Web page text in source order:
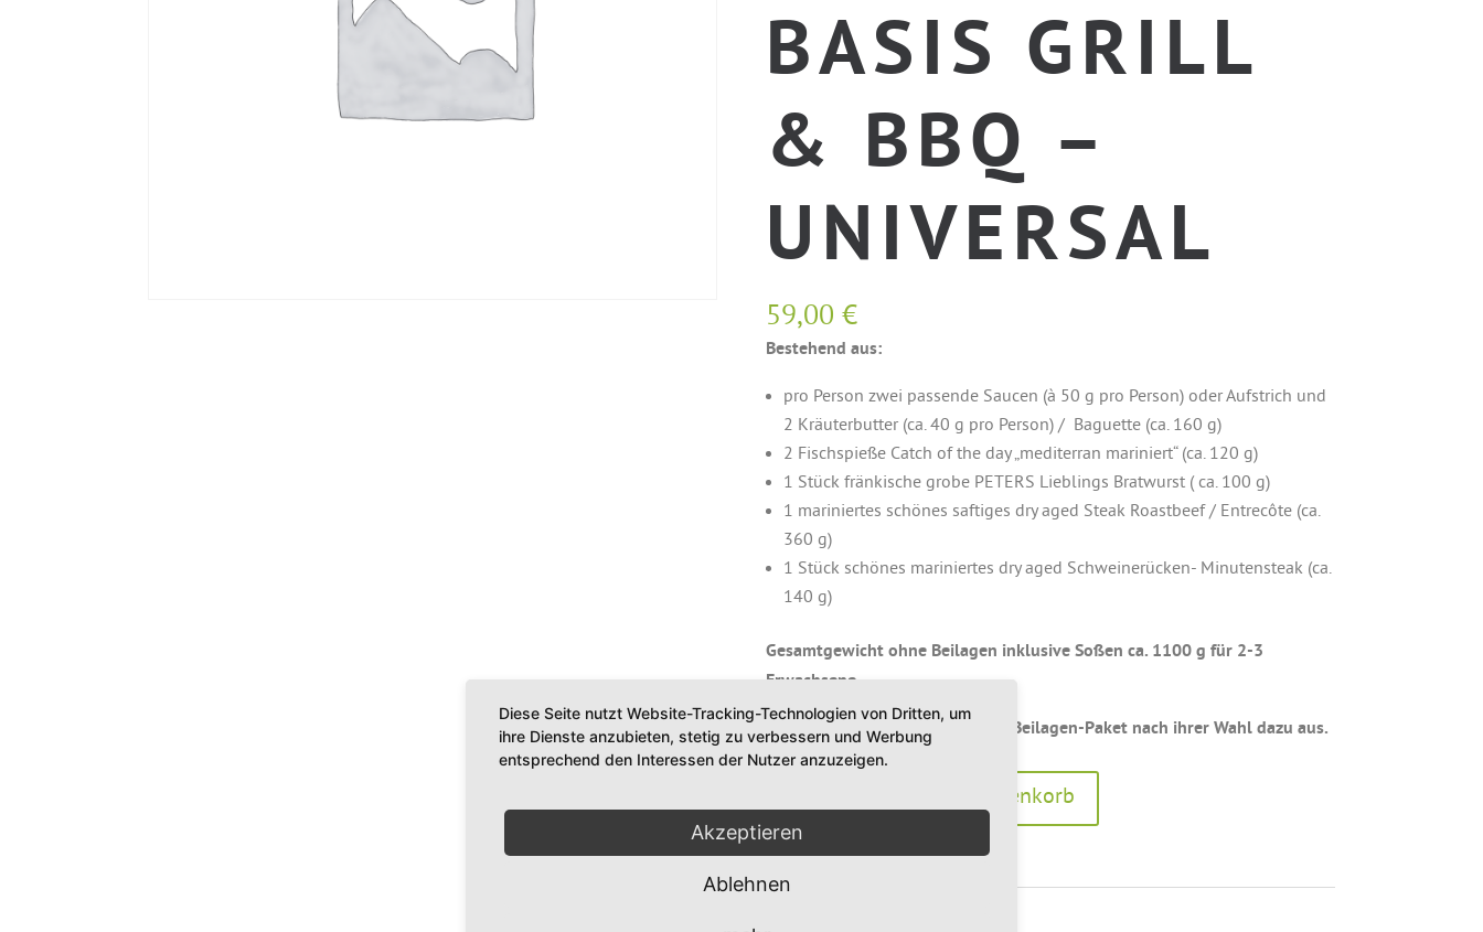
BASIS GRILL
& BBQ –
UNIVERSAL
59,00 €
Bestehend aus:
pro Person zwei passende Saucen (à 50 g pro Person) oder Aufstrich und
2 Kräuterbutter (ca. 40 g pro Person) / Baguette (ca. 160 g)
2 Fischspieße Catch of the day „mediterran mariniert“ (ca. 120 g)
1 Stück fränkische grobe PETERS Lieblings Bratwurst ( ca. 100 g)
1 mariniertes schönes saftiges dry aged Steak Roastbeef / Entrecôte (ca.
360 g)
1 Stück schönes mariniertes dry aged Schweinerücken- Minutensteak (ca.
140 g)
Gesamtgewicht ohne Beilagen inklusive Soßen ca. 1100 g für 2-3
Erwachsene
Bitte wählen Sie gerne noch ein Beilagen-Paket nach ihrer Wahl dazu aus.
NR.
3
In den Warenkorb
Diese Seite nutzt Website-Tracking-Technologien von Dritten, um
ihre Dienste anzubieten, stetig zu verbessern und Werbung
entsprechend den Interessen der Nutzer anzuzeigen.
Akzeptieren
Ablehnen